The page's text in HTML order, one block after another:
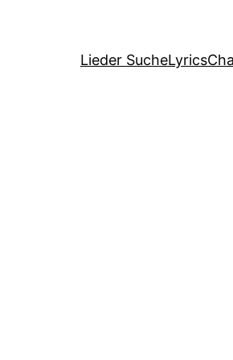
Lieder SucheLyrics